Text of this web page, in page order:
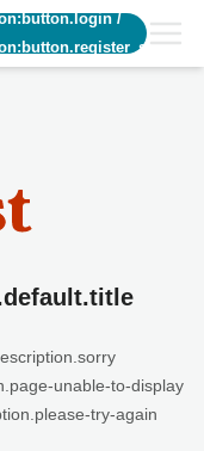
/
unable-to-display
try-again